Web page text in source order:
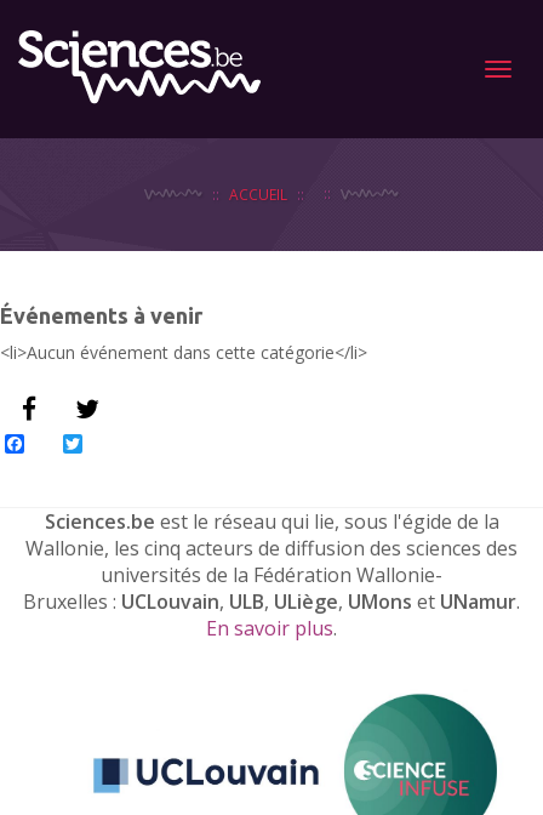
Menu
ACCUEIL
Événements à venir
<li>Aucun événement dans cette catégorie</li>
Facebook
Sciences.be est le réseau qui lie, sous l'égide de la
Wallonie, les cinq acteurs de diffusion des sciences des
universités de la Fédération Wallonie-
Bruxelles : UCLouvain, ULB, ULiège, UMons et UNamur.
En savoir plus.